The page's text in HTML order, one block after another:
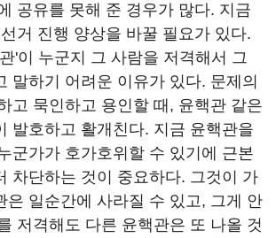
공유를 못해 준 경우가 많다. 지금
거 진행 양상을 바꿀 필요가 있다.
'이 누군지 그 사람을 저격해서 그
말하기 어려운 이유가 있다. 문제의
고 묵인하고 용인할 때, 윤핵관 같은
발호하고 활개친다. 지금 윤핵관을
군가가 호가호위할 수 있기에 근본
차단하는 것이 중요하다. 그것이 가
은 일순간에 사라질 수 있고, 그게 안
저격해도 다른 윤핵관은 또 나올 것